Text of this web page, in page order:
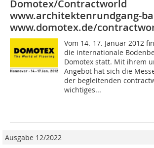
Domotex/Contractworld
www.architektenrundgang-
www.domotex.de/
Vom 14.-17. Januar 2012
die internationale
Domotex statt. Mit ihrem
Angebot hat sich die
der begleitenden
wichtiges...
Ausgabe 12/2022